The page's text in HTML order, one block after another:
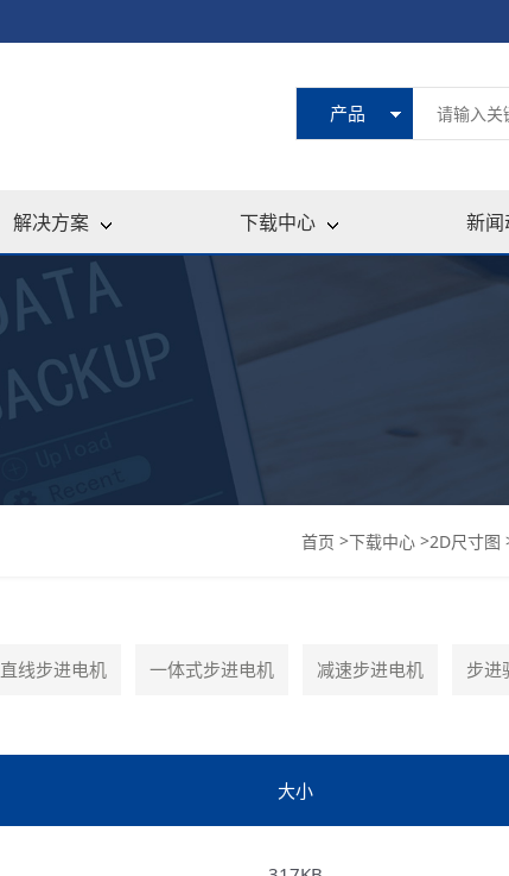
产品
解决方案 下载中心 新
首页 >下载中心 >2D尺寸图
直线步进电机 一体式步进电机 减速步进电机 步进
大小